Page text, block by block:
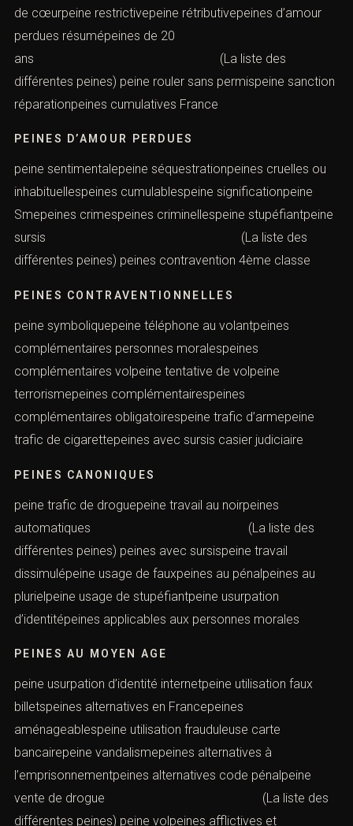
de cœurpeine restrictivepeine rétributivepeines d’amour
perdues résumépeines de 20
ans (La liste des
différentes peines) peine rouler sans permispeine sanction
réparationpeines cumulatives France
PEINES D’AMOUR PERDUES
peine sentimentalepeine séquestrationpeines cruelles ou
inhabituellespeines cumulablespeine significationpeine
Smepeines crimespeines criminellespeine stupéfiantpeine
sursis (La liste des
différentes peines) peines contravention 4ème classe
PEINES CONTRAVENTIONNELLES
peine symboliquepeine téléphone au volantpeines
complémentaires personnes moralespeines
complémentaires volpeine tentative de volpeine
terrorismepeines complémentairespeines
complémentaires obligatoirespeine trafic d’armepeine
trafic de cigarettepeines avec sursis casier judiciaire
PEINES CANONIQUES
peine trafic de droguepeine travail au noirpeines
automatiques (La liste des
différentes peines) peines avec sursispeine travail
dissimulépeine usage de fauxpeines au pénalpeines au
plurielpeine usage de stupéfiantpeine usurpation
d’identitépeines applicables aux personnes morales
PEINES AU MOYEN AGE
peine usurpation d’identité internetpeine utilisation faux
billetspeines alternatives en Francepeines
aménageablespeine utilisation frauduleuse carte
bancairepeine vandalismepeines alternatives à
l’emprisonnementpeines alternatives code pénalpeine
vente de drogue (La liste des
différentes peines) peine volpeines afflictives et